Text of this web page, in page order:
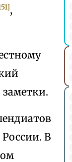
,
В